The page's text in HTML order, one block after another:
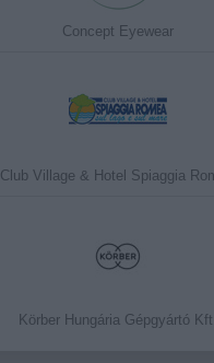
Concept Eyewear
Club Village & Hotel Spiaggia
Körber Hungária Gépgyártó Kft.